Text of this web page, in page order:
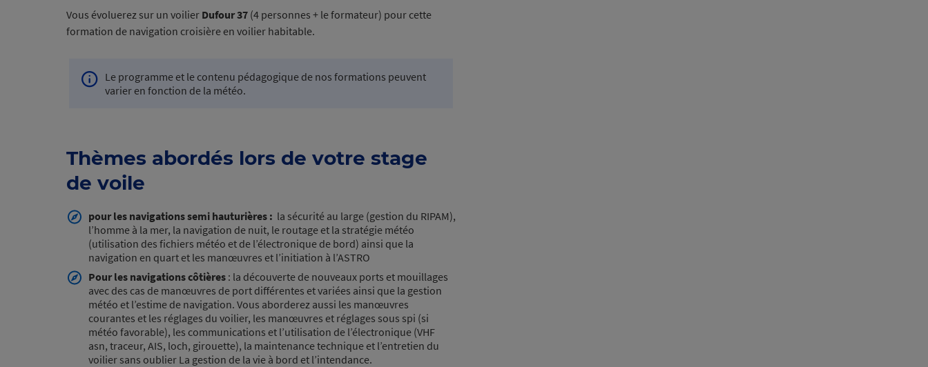
Vous évoluerez sur un voilier Dufour 37 (4 personnes + le formateur) pour cette
formation de navigation croisière en voilier habitable.
Info
Le programme et le contenu pédagogique de nos formations peuvent
varier en fonction de la météo.
Thèmes abordés lors de votre stage
de voile
pour les navigations semi hauturières : la sécurité au large (gestion du RIPAM),
l’homme à la mer, la navigation de nuit, le routage et la stratégie météo
(utilisation des fichiers météo et de l’électronique de bord) ainsi que la
navigation en quart et les manœuvres et l’initiation à l’ASTRO
Pour les navigations côtières : la découverte de nouveaux ports et mouillages
avec des cas de manœuvres de port différentes et variées ainsi que la gestion
météo et l’estime de navigation. Vous aborderez aussi les manœuvres
courantes et les réglages du voilier, les manœuvres et réglages sous spi (si
météo favorable), les communications et l’utilisation de l’électronique (VHF
asn, traceur, AIS, loch, girouette), la maintenance technique et l’entretien du
voilier sans oublier La gestion de la vie à bord et l’intendance.